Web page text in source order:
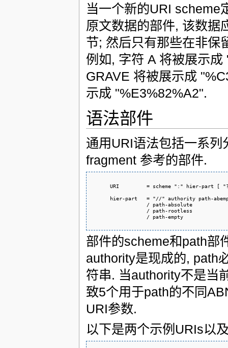
当一个新的URI scheme
原文数据的部件, 该数据
节; 然后只有那些在非保
例如, 字符 A 将被展示
GRAVE 将被展示成
示成 "%E3%82%A2".
语法部件
通用URI语法包括一系
fragment 参考的部件.
URI         = scheme ":" hier-part [
hier-part   = "//" authority path-
                  / path-absolute
                  / path-rootless
                  / path-empty
部件的scheme和path部
authority是现成的, path
符串. 当authority不是当
致5个用于path的不同
URI参数.
以下是两个示例URIs以